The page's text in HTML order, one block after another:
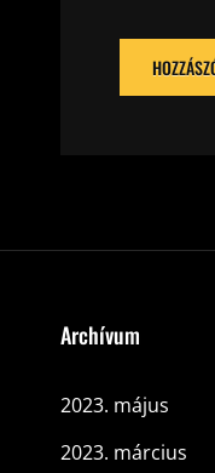
Archívum
2023. május
2023. március